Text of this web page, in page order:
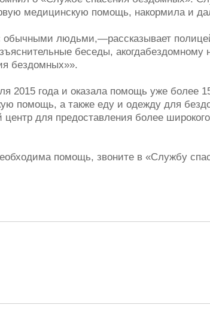
медицинскую помощь, накормила и
обычными людьми,—рассказывает
беседы, акогдабездомному
бездомных»».
2015 года и оказала помощь уже более
помощь, а также еду и одежду для
для предоставления более
помощь, звоните в «Службу